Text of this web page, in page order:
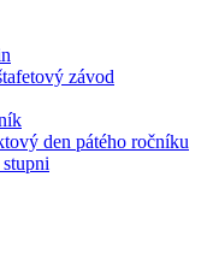
závod
den pátého ročníku